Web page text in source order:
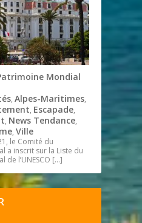
Mondial
,Alpes-Maritimes,
, Escapade,
, News Tendance,
,Ville
le Comité du
a inscrit sur la Liste du
l’UNESCO […]